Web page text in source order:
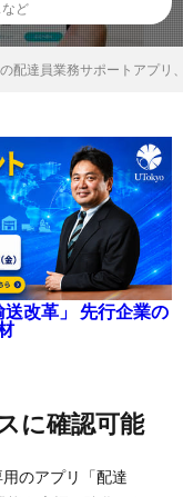
など
配達員業務サポートアプリ
改革」 先行企業の
に確認可能
のアプリ「配達